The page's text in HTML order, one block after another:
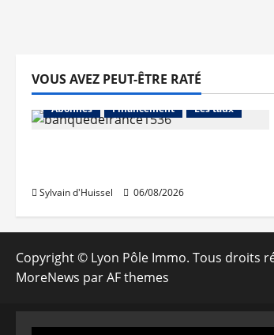
VOUS AVEZ PEUT-ÊTRE RATÉ
Abonnés Financement Les taux
Sylvain d'Huissel 06/08/2026
Copyright © Lyon Pôle Immo. Tous droits
MoreNews par AF themes